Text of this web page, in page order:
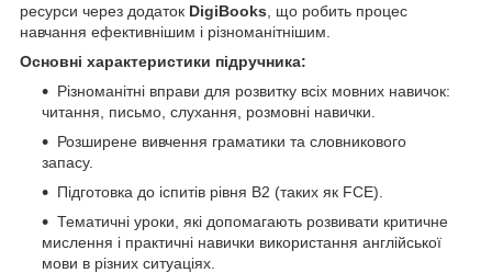
ресурси через додаток DigiBooks , що робить процес
навчання ефективнішим і різноманітнішим.
Основні характеристики підручника:
Різноманітні вправи для розвитку всіх мовних навичок:
читання, письмо, слухання, розмовні навички.
Розширене вивчення граматики та словникового
запасу.
Підготовка до іспитів рівня B2 (таких як FCE).
Тематичні уроки, які допомагають розвивати критичне
мислення і практичні навички використання англійської
мови в різних ситуаціях.